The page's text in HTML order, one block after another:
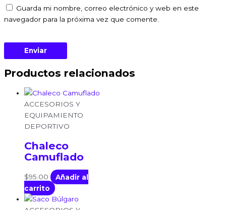
Guarda mi nombre, correo electrónico y web en este
navegador para la próxima vez que comente.
Productos relacionados
ACCESORIOS Y
EQUIPAMIENTO
DEPORTIVO
Chaleco
Camuflado
$95.00
Añadir al
carrito